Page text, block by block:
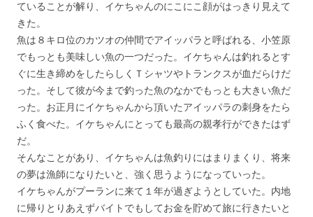
ていることが解り、イケちゃんのにこにこ顔がはっきり見えて
きた。
魚は８キロ位のカツオの仲間でアイッパラと呼ばれる、小笠原
でもっとも美味しい魚の一つだった。イケちゃんは釣れるとす
ぐに生き締めをしたらしくＴシャツやトランクスが血だらけだ
った。そして彼が今まで釣った魚のなかでもっとも大きい魚だ
った。お正月にイケちゃんから頂いたアイッパラの刺身をたら
ふく食べた。イケちゃんにとっても最高の親孝行ができたはず
だ。
そんなことがあり、イケちゃんは魚釣りにはまりまくり、将来
の夢は漁師になりたいと、強く思うようになっていった。
イケちゃんがプーランに来て１年が過ぎようとしていた。内地
に帰りとりあえずバイトでもしてお金を貯めて旅に行きたいと